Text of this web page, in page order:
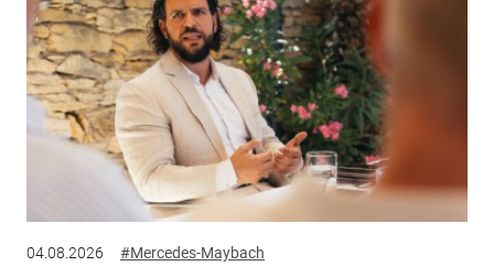
04.08.2026 #Mercedes-Maybach